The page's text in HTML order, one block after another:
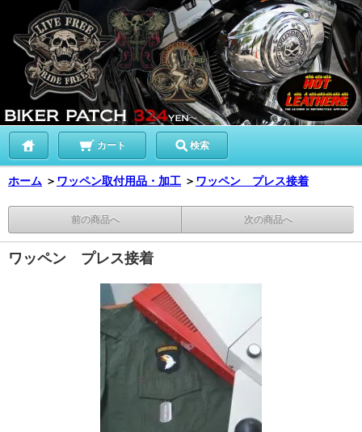
カート 検索
ホーム ＞ ワッペン取付用品・加工 ＞ ワッペン プレス接着
前の商品へ 次の商品へ
ワッペン プレス接着